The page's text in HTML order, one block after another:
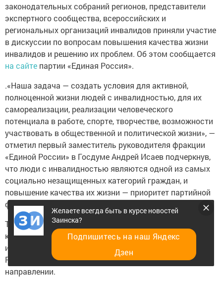
законодательных собраний регионов, представители
экспертного сообщества, всероссийских и
региональных организаций инвалидов приняли участие
в дискуссии по вопросам повышения качества жизни
инвалидов и решению их проблем. Об этом сообщается
на сайте партии «Единая Россия».
.«Наша задача — создать условия для активной,
полноценной жизни людей с инвалидностью, для их
самореализации, реализации человеческого
потенциала в работе, спорте, творчестве, возможности
участвовать в общественной и политической жизни», —
отметил первый заместитель руководителя фракции
«Единой России» в Госдуме Андрей Исаев подчеркнув,
что люди с инвалидностью являются одной из самых
социально незащищенных категорий граждан, и
повышение качества их жизни — приоритет партийной
фракции.
Трудоустройство - одна из серьезных проблем, с
которой сталкивается практически каждый человек с
инвалидностью. В новом законе фракции «Единой
России» о занятости появится норма о помощи в этом
направлении.
Желаете всегда быть в курсе новостей
Заинска?
Подпишитесь на наш Яндекс
Дзен